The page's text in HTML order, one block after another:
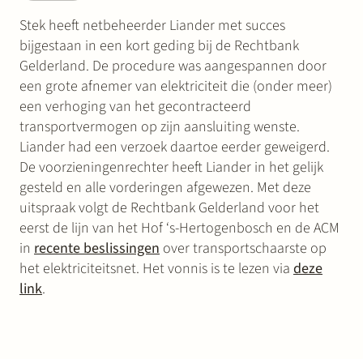
Stek heeft netbeheerder Liander met succes
bijgestaan in een kort geding bij de Rechtbank
Gelderland. De procedure was aangespannen door
een grote afnemer van elektriciteit die (onder meer)
een verhoging van het gecontracteerd
transportvermogen op zijn aansluiting wenste.
Liander had een verzoek daartoe eerder geweigerd.
De voorzieningenrechter heeft Liander in het gelijk
gesteld en alle vorderingen afgewezen. Met deze
uitspraak volgt de Rechtbank Gelderland voor het
eerst de lijn van het Hof ‘s-Hertogenbosch en de ACM
in recente beslissingen over transportschaarste op
het elektriciteitsnet. Het vonnis is te lezen via deze
link.